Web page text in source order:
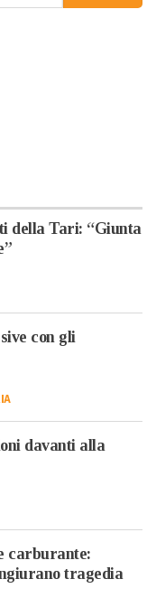
della Tari: “Giunta
con gli
davanti alla
carburante:
tragedia